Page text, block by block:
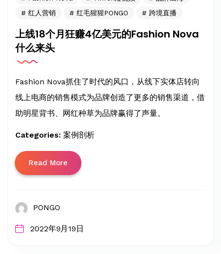
红人营销
红毛猩猩PONGO 跨境直播
上线18个月狂赚4亿美元的Fashion Nova
什么来头
Fashion Nova抓住了时代的风口，从线下实体店转向
线上电商的销售模式为品牌创造了更多的销售渠道，借
助明星背书、网红种草为品牌赢得了声量。
Categories: 案例剖析
Read More
PONGO
2022年9月19日